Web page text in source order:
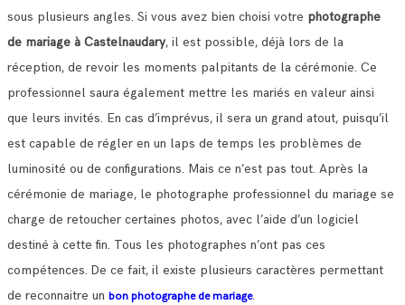
sous plusieurs angles. Si vous avez bien choisi votre photographe
de mariage à Castelnaudary, il est possible, déjà lors de la
réception, de revoir les moments palpitants de la cérémonie. Ce
professionnel saura également mettre les mariés en valeur ainsi
que leurs invités. En cas d’imprévus, il sera un grand atout, puisqu’il
est capable de régler en un laps de temps les problèmes de
luminosité ou de configurations. Mais ce n’est pas tout. Après la
cérémonie de mariage, le photographe professionnel du mariage se
charge de retoucher certaines photos, avec l’aide d’un logiciel
destiné à cette fin. Tous les photographes n’ont pas ces
compétences. De ce fait, il existe plusieurs caractères permettant
de reconnaitre un bon photographe de mariage.